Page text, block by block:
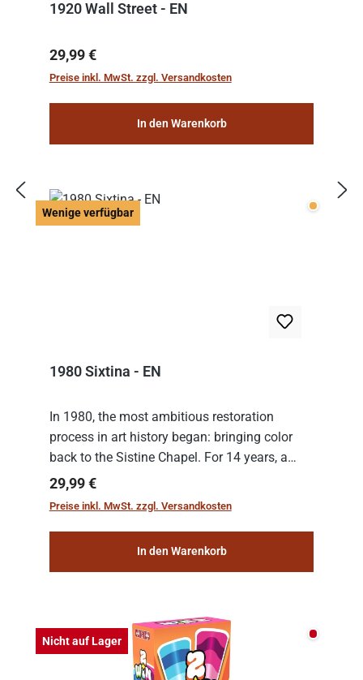
1920 Wall Street - EN
Regulärer Preis:
29,99 €
Preise inkl. MwSt. zzgl. Versandkosten
In den Warenkorb
Wenige verfügbar Wenige
1980 Sixtina - EN
In 1980, the most ambitious restoration
process in art history began: bringing color
back to the Sistine Chapel. For 14 years, a
team of experts from the Vatican undertook
the meticulous job of cleaning and
Regulärer Preis:
29,99 €
Preise inkl. MwSt. zzgl. Versandkosten
In den Warenkorb
Nicht auf Lager Nicht